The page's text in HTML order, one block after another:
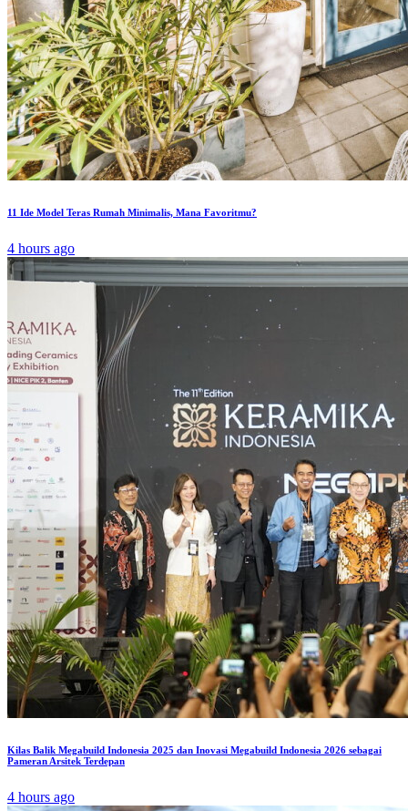
11 Ide Model Teras Rumah Minimalis, Mana Favoritmu?
4 hours ago
Kilas Balik Megabuild Indonesia 2025 dan Inovasi Megabuild Indonesia 2026 sebagai
Pameran Arsitek Terdepan
4 hours ago